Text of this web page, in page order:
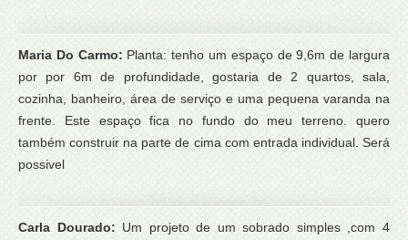
Maria Do Carmo: Planta: tenho um espaço de 9,6m de largura
por por 6m de profundidade, gostaria de 2 quartos, sala,
cozinha, banheiro, área de serviço e uma pequena varanda na
frente. Este espaço fica no fundo do meu terreno. quero
também construir na parte de cima com entrada individual. Será
possivel
Carla Dourado: Um projeto de um sobrado simples ,com 4